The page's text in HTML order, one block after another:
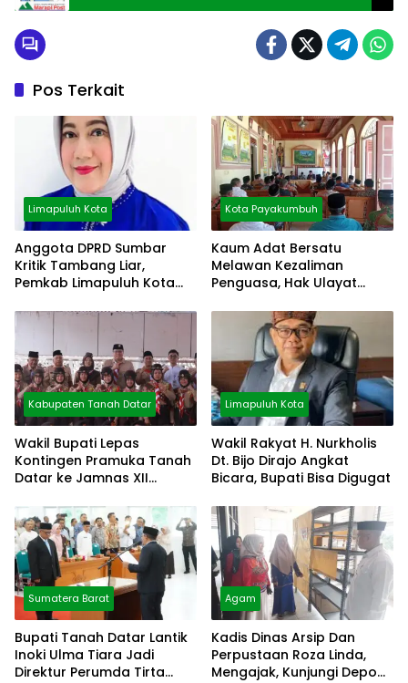
Pos Terkait
Limapuluh Kota
Anggota DPRD Sumbar
Kritik Tambang Liar,
Pemkab Limapuluh Kota
Kota Payakumbuh
Kaum Adat Bersatu
Melawan Kezaliman
Penguasa, Hak Ulayat
Kabupaten Tanah Datar
Wakil Bupati Lepas
Kontingen Pramuka Tanah
Datar ke Jamnas XII
Limapuluh Kota
Wakil Rakyat H. Nurkholis
Dt. Bijo Dirajo Angkat
Bicara, Bupati Bisa Digugat
Sumatera Barat
Bupati Tanah Datar Lantik
Inoki Ulma Tiara Jadi
Direktur Perumda Tirta
Agam
Kadis Dinas Arsip Dan
Perpustaan Roza Linda,
Mengajak, Kunjungi Depo